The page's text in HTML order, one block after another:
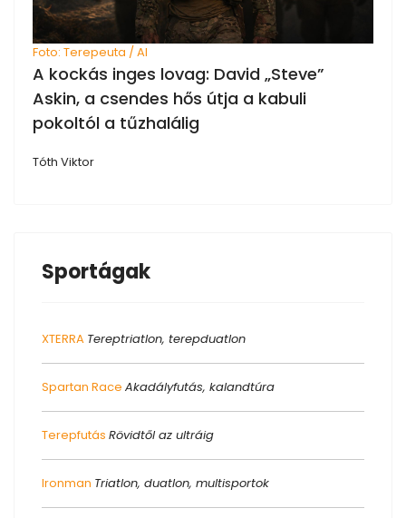
Foto: Terepeuta / AI
A kockás inges lovag: David „Steve”
Askin, a csendes hős útja a kabuli
pokoltól a tűzhalálig
Tóth Viktor
Sportágak
XTERRA Tereptriatlon, terepduatlon
Spartan Race Akadályfutás, kalandtúra
Terepfutás Rövidtől az ultráig
Ironman Triatlon, duatlon, multisportok